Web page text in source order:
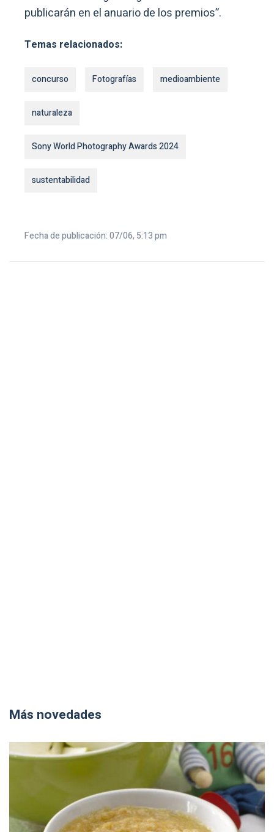
publicarán en el anuario de los premios”.
Temas relacionados:
concurso Fotografías medioambiente
naturaleza
Sony World Photography Awards 2024
sustentabilidad
Fecha de publicación: 07/06, 5:13 pm
Más novedades